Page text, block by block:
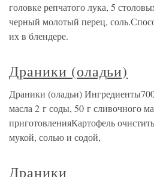
головке репчатого лука, 5
черный молотый перец,
их в блендере.
Драники (оладьи)
Драники (оладьи)
масла 2 г соды, 50 г сливочного
приготовленияКартофель
мукой, солью и содой,
Драники